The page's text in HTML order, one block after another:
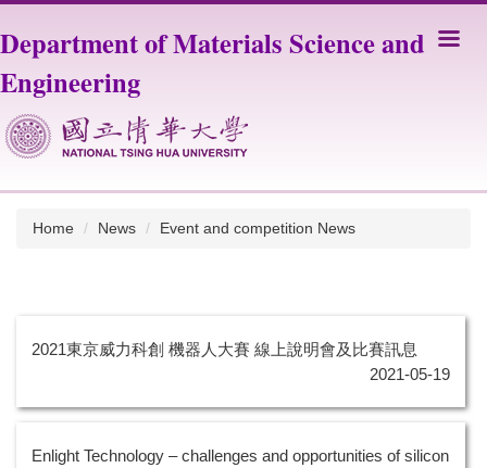
to
main
block
Department of Materials Science and
Engineering
Home News Event and competition News
2021東京威力科創 機器人大賽 線上說明會及比賽訊息
2021-05-19
Enlight Technology – challenges and opportunities of silicon